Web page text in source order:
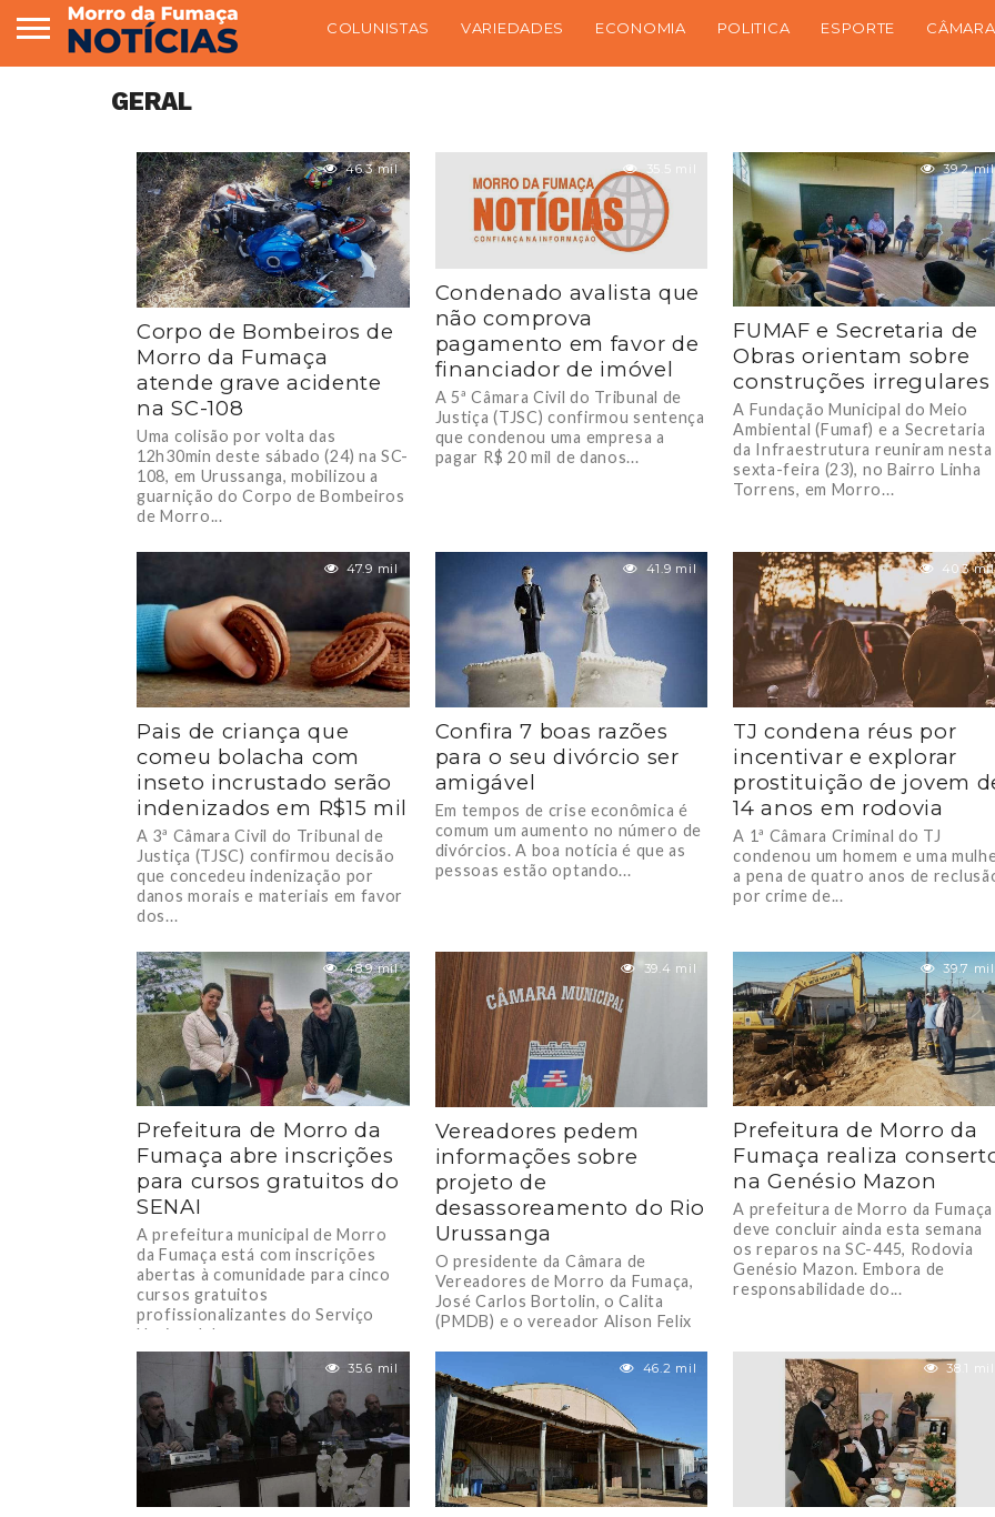
COLUNISTAS VARIEDADES ECONOMIA POLITICA ESPORTE
GERAL
46.3 mil
Corpo de Bombeiros de
Morro da Fumaça
atende grave acidente
na SC-108
Uma colisão por volta das
12h30min deste sábado (24) na SC-
108, em Urussanga, mobilizou a
guarnição do Corpo de Bombeiros
de Morro...
35.5 mil
Condenado avalista que
não comprova
pagamento em favor de
financiador de imóvel
A 5ª Câmara Civil do Tribunal de
Justiça (TJSC) confirmou sentença
que condenou uma empresa a
pagar R$ 20 mil de danos...
39.2 mil
FUMAF e Secretaria de
Obras orientam sobre
construções irregulares
A Fundação Municipal do Meio
Ambiental (Fumaf) e a Secretaria
da Infraestrutura reuniram nesta
sexta-feira (23), no Bairro Linha
Torrens, em Morro...
47.9 mil
Pais de criança que
comeu bolacha com
inseto incrustado serão
indenizados em R$15 mil
A 3ª Câmara Civil do Tribunal de
Justiça (TJSC) confirmou decisão
que concedeu indenização por
danos morais e materiais em favor
dos...
41.9 mil
Confira 7 boas razões
para o seu divórcio ser
amigável
Em tempos de crise econômica é
comum um aumento no número de
divórcios. A boa notícia é que as
pessoas estão optando...
40.3 mil
TJ condena réus por
incentivar e explorar
prostituição de jovem
14 anos em rodovia
A 1ª Câmara Criminal do TJ
condenou um homem e uma
a pena de quatro anos de
por crime de...
48.9 mil
Prefeitura de Morro da
Fumaça abre inscrições
para cursos gratuitos do
SENAI
A prefeitura municipal de Morro
da Fumaça está com inscrições
abertas à comunidade para cinco
cursos gratuitos
profissionalizantes do Serviço
Nacional de...
39.4 mil
Vereadores pedem
informações sobre
projeto de
desassoreamento do Rio
Urussanga
O presidente da Câmara de
Vereadores de Morro da Fumaça,
José Carlos Bortolin, o Calita
(PMDB) e o vereador Alison Felix
39.7 mil
Prefeitura de Morro da
Fumaça realiza
na Genésio Mazon
A prefeitura de Morro da Fumaça
deve concluir ainda esta semana
os reparos na SC-445, Rodovia
Genésio Mazon. Embora de
responsabilidade do...
35.6 mil 46.2 mil 38.1 mil